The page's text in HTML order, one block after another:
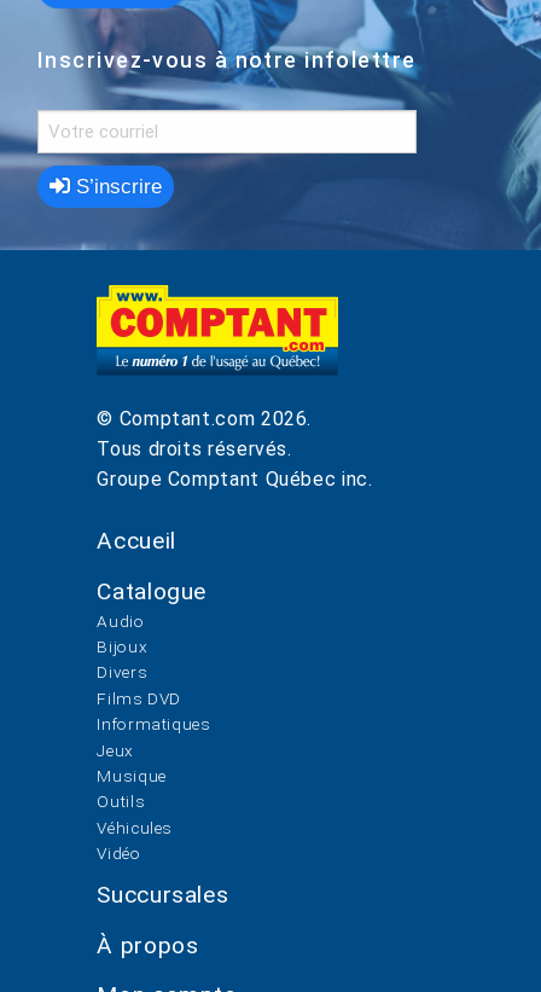
Inscrivez-vous à notre infolettre
S’inscrire
© Comptant.com 2026.
Tous droits réservés.
Groupe Comptant Québec inc.
Accueil
Catalogue
Audio
Bijoux
Divers
Films DVD
Informatiques
Jeux
Musique
Outils
Véhicules
Vidéo
Succursales
À propos